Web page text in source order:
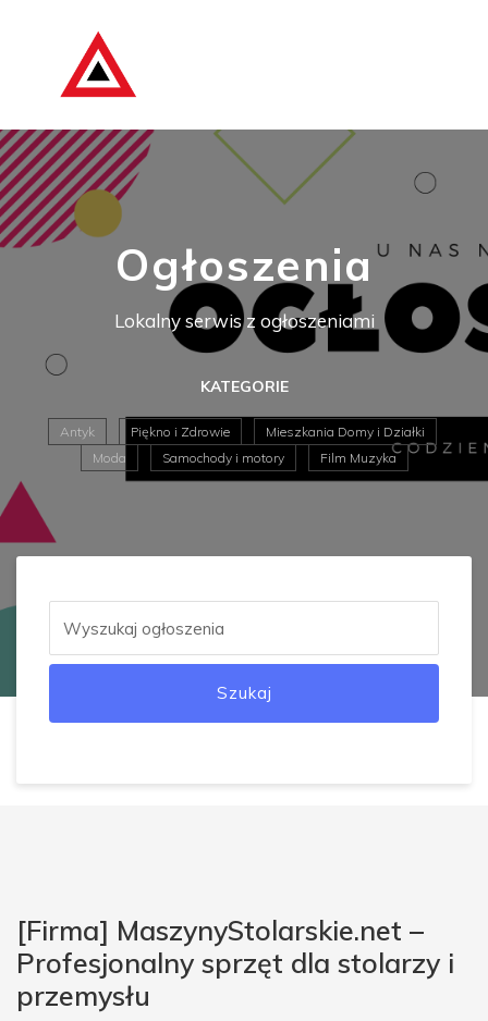
Ogłoszenia
Lokalny serwis z ogłoszeniami
KATEGORIE
Antyk Piękno i Zdrowie
Mieszkania Domy i Działki
Moda
Samochody i motory Film Muzyka
Szukaj
[Firma] MaszynyStolarskie.net –
Profesjonalny sprzęt dla stolarzy i
przemysłu